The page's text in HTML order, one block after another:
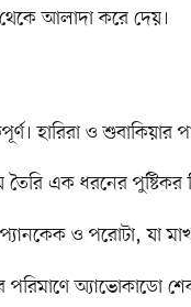
আলাদা করে দেয়।
হারিরা ও শুবাকিয়ার
এক ধরনের পুষ্টিকর
ও পরোটা, যা
পরিমাণে অ্যাভোকাডো